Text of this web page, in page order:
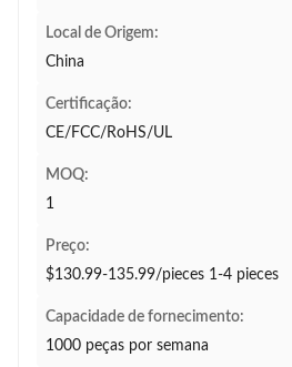
Local de Origem:
China
Certificação:
CE/FCC/RoHS/UL
MOQ:
1
Preço:
$130.99-135.99/pieces 1-4 pieces
Capacidade de fornecimento:
1000 peças por semana